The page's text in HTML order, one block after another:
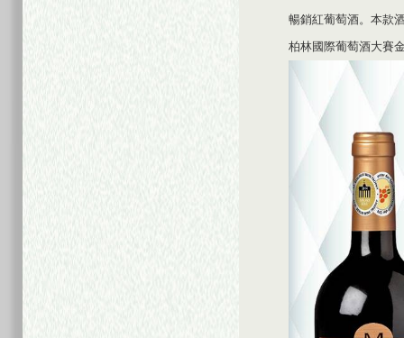
暢銷紅葡萄酒。本款
柏林國際葡萄酒大賽